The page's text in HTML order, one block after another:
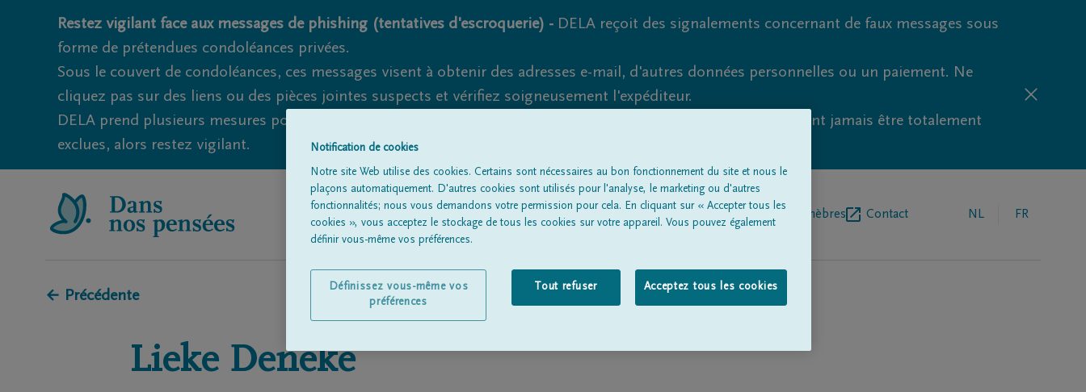
Restez vigilant face aux messages de phishing (tentatives d'escroquerie) - DELA reçoit des signalements concernant de faux messages sous
forme de prétendues condoléances privées.
Sous le couvert de condoléances, ces messages visent à obtenir des adresses e-mail, d'autres données personnelles ou un paiement. Ne
cliquez pas sur des liens ou des pièces jointes suspects et vérifiez soigneusement l'expéditeur.
DELA prend plusieurs mesures pour éviter cela. Cependant, les tentatives d'hameçonnage et de fraude ne peuvent jamais être totalement
exclues, alors restez vigilant.
Tous les avis de décès À propos de nousEntrepreneur de pompes funèbres Contact NL FR
← Précédente
Lieke Deneke
Notification de cookies
Notre site Web utilise des cookies. Certains sont nécessaires au bon fonctionnement du site et nous le
plaçons automatiquement. D'autres cookies sont utilisés pour l'analyse, le marketing ou d'autres
fonctionnalités; nous vous demandons votre permission pour cela. En cliquant sur « Accepter tous les
cookies », vous acceptez le stockage de tous les cookies sur votre appareil. Vous pouvez également
définir vous-même vos préférences.
Tout refuser Acceptez tous les cookies
Définissez vous-même vos
préférences